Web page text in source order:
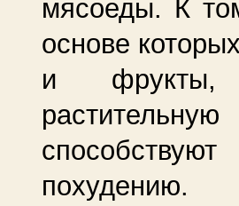
мясоеды. К
основе
и фрукты,
похудению.